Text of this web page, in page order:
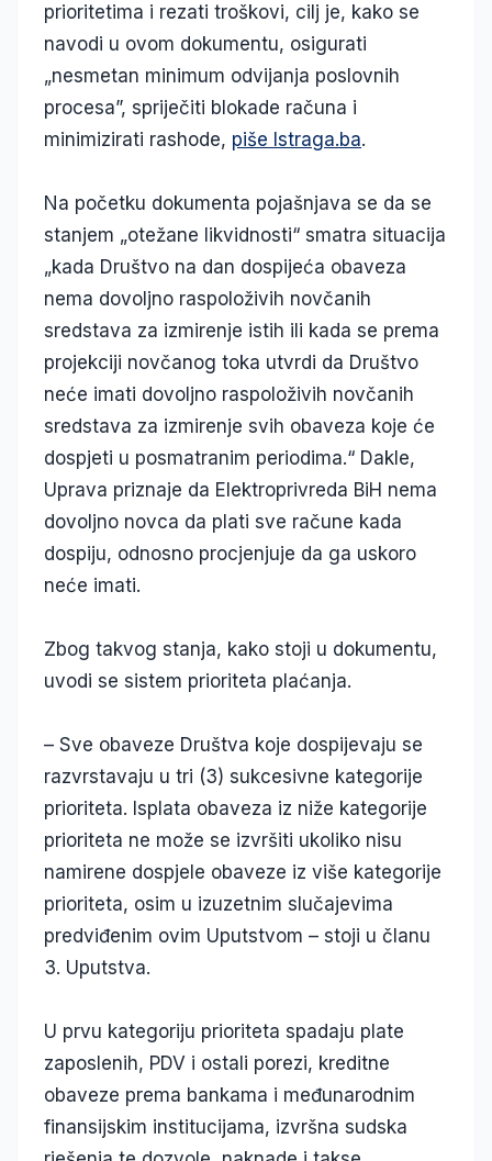
prioritetima i rezati troškovi, cilj je, kako se
navodi u ovom dokumentu, osigurati
„nesmetan minimum odvijanja poslovnih
procesa”, spriječiti blokade računa i
minimizirati rashode, piše Istraga.ba.
Na početku dokumenta pojašnjava se da se
stanjem „otežane likvidnosti“ smatra situacija
„kada Društvo na dan dospijeća obaveza
nema dovoljno raspoloživih novčanih
sredstava za izmirenje istih ili kada se prema
projekciji novčanog toka utvrdi da Društvo
neće imati dovoljno raspoloživih novčanih
sredstava za izmirenje svih obaveza koje će
dospjeti u posmatranim periodima.“ Dakle,
Uprava priznaje da Elektroprivreda BiH nema
dovoljno novca da plati sve račune kada
dospiju, odnosno procjenjuje da ga uskoro
neće imati.
Zbog takvog stanja, kako stoji u dokumentu,
uvodi se sistem prioriteta plaćanja.
– Sve obaveze Društva koje dospijevaju se
razvrstavaju u tri (3) sukcesivne kategorije
prioriteta. Isplata obaveza iz niže kategorije
prioriteta ne može se izvršiti ukoliko nisu
namirene dospjele obaveze iz više kategorije
prioriteta, osim u izuzetnim slučajevima
predviđenim ovim Uputstvom – stoji u članu
3. Uputstva.
U prvu kategoriju prioriteta spadaju plate
zaposlenih, PDV i ostali porezi, kreditne
obaveze prema bankama i međunarodnim
finansijskim institucijama, izvršna sudska